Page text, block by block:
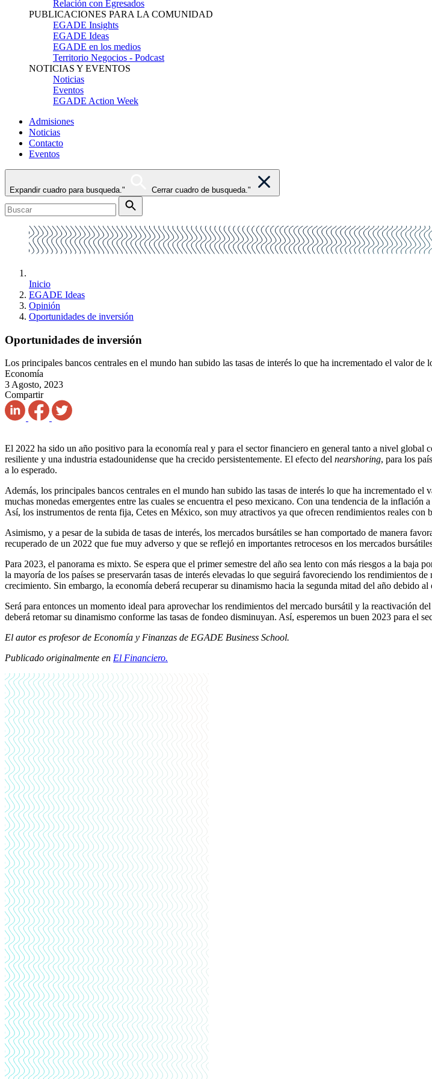
Relación con Egresados
PUBLICACIONES PARA LA COMUNIDAD
EGADE Insights
EGADE Ideas
EGADE en los medios
Territorio Negocios - Podcast
NOTICIAS Y EVENTOS
Noticias
Eventos
EGADE Action Week
Admisiones
Noticias
Contacto
Eventos
Expandir cuadro para busqueda." Cerrar cuadro de busqueda."
Inicio
EGADE Ideas
Opinión
Oportunidades de inversión
Oportunidades de inversión
Los principales bancos centrales en el mundo han subido las tasas de interés lo que ha incrementado el valor de
Economía
3 Agosto, 2023
Compartir
El 2022 ha sido un año positivo para la economía real y para el sector financiero en general tanto a nivel
resiliente y una industria estadounidense que ha crecido persistentemente. El efecto del nearshoring, para los
a lo esperado.
Además, los principales bancos centrales en el mundo han subido las tasas de interés lo que ha incrementado
muchas monedas emergentes entre las cuales se encuentra el peso mexicano. Con una tendencia de la
Así, los instrumentos de renta fija, Cetes en México, son muy atractivos ya que ofrecen rendimientos reales con
Asimismo, y a pesar de la subida de tasas de interés, los mercados bursátiles se han comportado de manera
recuperado de un 2022 que fue muy adverso y que se reflejó en importantes retrocesos en los mercados
Para 2023, el panorama es mixto. Se espera que el primer semestre del año sea lento con más riesgos a la
la mayoría de los países se preservarán tasas de interés elevadas lo que seguirá favoreciendo los rendimientos
crecimiento. Sin embargo, la economía deberá recuperar su dinamismo hacia la segunda mitad del año debido
Será para entonces un momento ideal para aprovechar los rendimientos del mercado bursátil y la reactivación
deberá retomar su dinamismo conforme las tasas de fondeo disminuyan. Así, esperemos un buen 2023 para el
El autor es profesor de Economía y Finanzas de EGADE Business School.
Publicado originalmente en El Financiero.